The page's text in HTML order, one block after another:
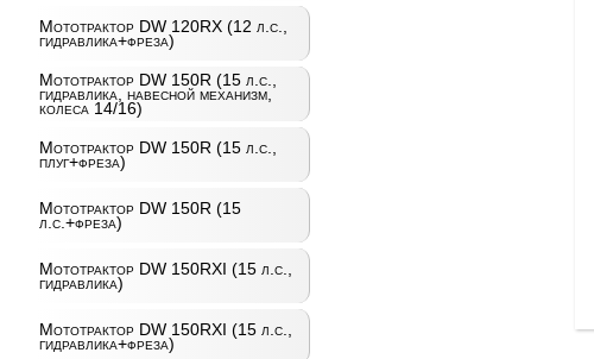
Мототрактор DW 120RX (12 л.с.,
гидравлика+фреза)
Мототрактор DW 150R (15 л.с.,
гидравлика, навесной механизм,
колеса 14/16)
Мототрактор DW 150R (15 л.с.,
плуг+фреза)
Мототрактор DW 150R (15
л.с.+фреза)
Мототрактор DW 150RXI (15 л.с.,
гидравлика)
Мототрактор DW 150RXI (15 л.с.,
гидравлика+фреза)